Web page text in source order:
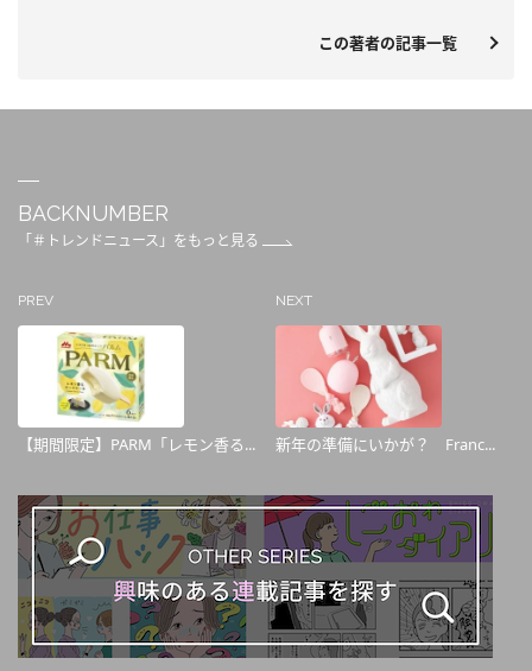
この著者の記事一覧
BACKNUMBER
「＃トレンドニュース」をもっと見る
PREV
【期間限定】PARM「レモン香る...
NEXT
新年の準備にいかが？ Franc...